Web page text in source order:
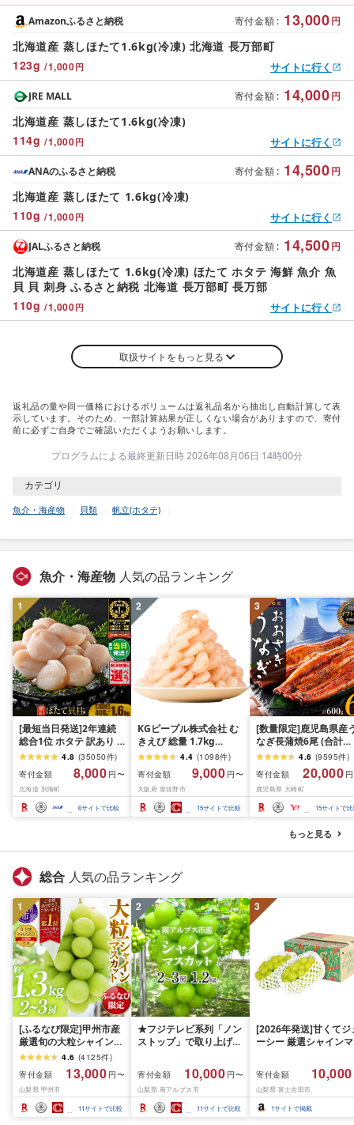
寄付金額 : 13,000円
123g /1,000円
Amazonふるさと納税
北海道産 蒸しほたて1.6kg(冷凍) 北海道 長万部町
サイトに行く
寄付金額 : 14,000円
114g /1,000円
JRE MALL
北海道産 蒸しほたて1.6kg(冷凍)
サイトに行く
寄付金額 : 14,500円
110g /1,000円
ANAのふるさと納税
北海道産 蒸しほたて 1.6kg(冷凍)
サイトに行く
寄付金額 : 14,500円
110g /1,000円
JALふるさと納税
北海道産 蒸しほたて 1.6kg(冷凍) ほたて ホタテ 海鮮 魚介 魚
貝 貝 刺身 ふるさと納税 北海道 長万部町 長万部
サイトに行く
取扱サイトをもっと見る
返礼品の量や同一価格におけるボリュームは返礼品名から抽出し自動計算して表
示しています。そのため、一部計算結果が正しくない場合がありますので、寄付
前に必ずご自身でご確認いただくようお願いします。
プログラムによる最終更新日時 2026年08月06日 14時00分
カテゴリ
魚介・海産物 貝類 帆立(ホタテ)
魚介・海産物 人気の品ランキング
1
[最短当日発送]2年連続
総合1位 ホタテ 訳あり (
ふるさと納税 ほたて ふ
るさと納税 訳あり 帆立
ふるさと わけあり ホタ
テ貝柱 貝 人気 不揃い 刺
身 規格外 魚介 ランキン
グ 海鮮 冷凍 発送時期が
グ対象)
4.8 (35050件)
寄付金額
8,000 円〜
北海道 別海町
6サイトで比較
2
KGピープル株式会社 む
きえび 総量 1.7kg
(850g×2P) 特大 5Lサイ
ズ バナメイエビ バラ凍
結 下処理不要 サイズ不
揃い 訳あり
4.4 (1098件)
寄付金額
9,000 円〜
大阪府 泉佐野市
15サイトで比較
3
[数量限定]鹿児島県産
なぎ長蒲焼6尾 (合計
600g以上)4.6 (9595件)
寄付金額
20,000
鹿児島県 大崎町
15サイトで
もっと見る
総合 人気の品ランキング
1
[ふるなび限定]甲州市産
厳選旬の大粒シャインマ
スカット 約1.3kg 2〜3
房[2026年発送]
(MG)B12-472 FN-
Limited-VO シャインマ
スカット フルーツ
4.6 (4125件)
寄付金額
13,000 円〜
山梨県 甲州市
11サイトで比較
2
★フジテレビ系列「ノン
ストップ」で取り上げら
先行予約]南アルプス市
産シャインマスカット
1.2kg以上(2〜3房)ふる
さと納税 おすすめ 山梨
県 南アルプス市 送料無
寄付金額 10,000 円〜
山梨県 南アルプス市
11サイトで比較
3
[2026年発送]甘くてジ
ーシー 厳選シャインマ
月前半(1〜15日)から
月下旬までの発送) フ
ーツ ぶどう 果物 山梨
産 2026 旬 大粒 高級
寄付金額 10,000
山梨県 富士吉田市
1サイトで掲載